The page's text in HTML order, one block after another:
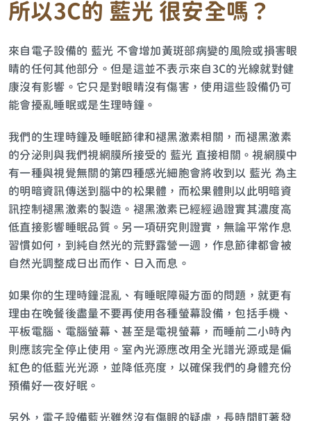
所以3C的 藍光 很安全嗎？
來自電子設備的 藍光 不會增加黃斑部病變的風險或損害眼
睛的任何其他部分。但是這並不表示來自3C的光線就對健
康沒有影響。它只是對眼睛沒有傷害，使用這些設備仍可
能會擾亂睡眠或是生理時鐘。
我們的生理時鐘及睡眠節律和褪黑激素相關，而褪黑激素
的分泌則與我們視網膜所接受的 藍光 直接相關。視網膜中
有一種與視覺無關的第四種感光細胞會將收到以 藍光 為主
的明暗資訊傳送到腦中的松果體，而松果體則以此明暗資
訊控制褪黑激素的製造。褪黑激素已經經過證實其濃度高
低直接影響睡眠品質。另一項研究則證實，無論平常作息
習慣如何，到純自然光的荒野露營一週，作息節律都會被
自然光調整成日出而作、日入而息。
如果你的生理時鐘混亂、有睡眠障礙方面的問題，就更有
理由在晚餐後盡量不要再使用各種螢幕設備，包括手機、
平板電腦、電腦螢幕、甚至是電視螢幕，而睡前二小時內
則應該完全停止使用。室內光源應改用全光譜光源或是偏
紅色的低藍光光源，並降低亮度，以確保我們的身體充份
預備好一夜好眠。
另外，電子設備藍光雖然沒有傷眼的疑慮，長時間盯著發